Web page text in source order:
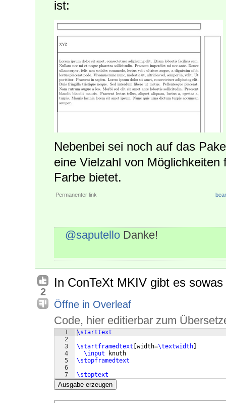
ist:
Nebenbei sei noch auf das
eine Vielzahl von
Farbe bietet.
Permanenter link
@saputello Danke!
2
In ConTeXt MKIV gibt es
Öffne in Overleaf
Code, hier editierbar zum
1
2
3
4
5
6
7
\starttext
\startframedtext width=\textwidth
\input knuth
\stopframedtext
\stoptext
Ausgabe erzeugen